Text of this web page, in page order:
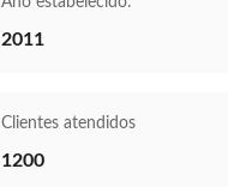
2011
Clientes atendidos
1200